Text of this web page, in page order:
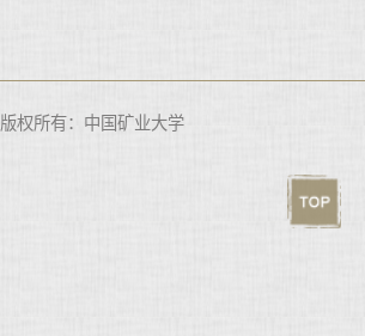
版权所有：中国矿业大学